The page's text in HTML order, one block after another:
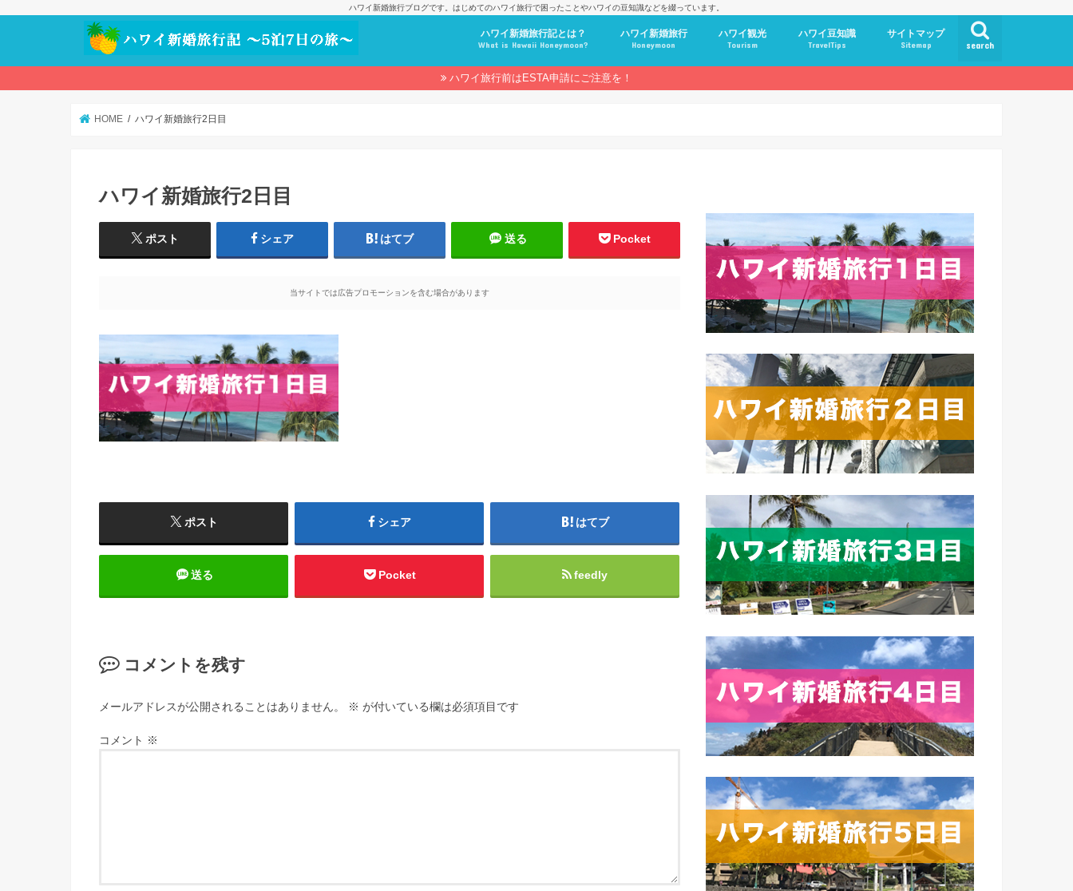
ハワイ新婚旅行ブログです。はじめてのハワイ旅行で困ったことやハワイの豆知識などを綴っています。
search
ハワイ新婚旅行記とは？
What is Hawaii Honeymoon?
ハワイ新婚旅行
Honeymoon
ハワイ観光
Tourism
ハワイ豆知識
TravelTips
サイトマップ
Sitemap
ハワイ旅行前はESTA申請にご注意を！
HOME ハワイ新婚旅行2日目
ハワイ新婚旅行2日目
ポスト シェア はてブ 送る Pocket
当サイトでは広告プロモーションを含む場合があります
ポスト シェア はてブ
送る Pocket feedly
コメントを残す
メールアドレスが公開されることはありません。 ※ が付いている欄は必須項目です
コメント ※